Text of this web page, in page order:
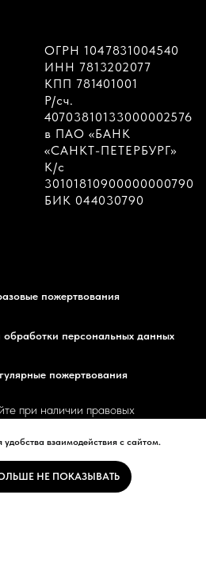
ОГРН 1047831004540
ИНН 7813202077
КПП 781401001
Р/сч.
40703810133000002576
в ПАО «БАНК
«САНКТ-ПЕТЕРБУРГ»
К/с
30101810900000000790
БИК 044030790
пожертвования
персональных данных
пожертвования
при наличии правовых
на обработку
опубликованных персональных
взаимодействия с сайтом.
НЕ ПОКАЗЫВАТЬ